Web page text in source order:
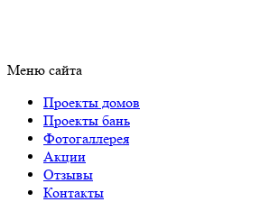
Меню сайта
Проекты домов
Проекты бань
Фотогаллерея
Акции
Отзывы
Контакты